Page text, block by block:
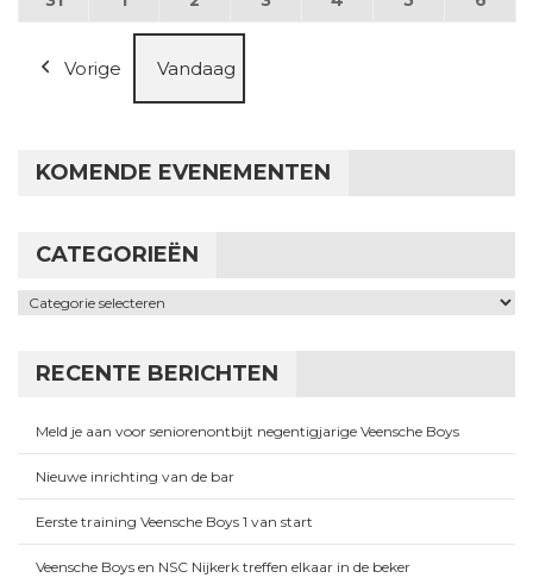
Vorige Vandaag
KOMENDE EVENEMENTEN
CATEGORIEËN
Categorieën
RECENTE BERICHTEN
Meld je aan voor seniorenontbijt negentigjarige Veensche Boys
Nieuwe inrichting van de bar
Eerste training Veensche Boys 1 van start
Veensche Boys en NSC Nijkerk treffen elkaar in de beker